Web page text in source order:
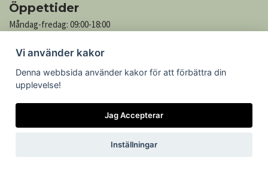
Öppettider
Måndag-fredag: 09:00-18:00
Söndag: Stängt
Kontakta oss
Vi använder kakor
Denna webbsida använder kakor för att förbättra din
upplevelse!
Jag Accepterar
Inställningar